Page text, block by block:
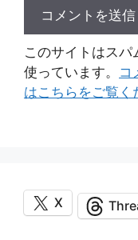
このサイトはス
使っています。 コ
はこちらをご覧く
X